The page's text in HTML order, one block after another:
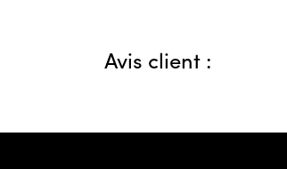
Avis client :